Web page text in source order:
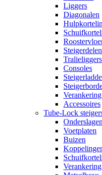
Liggers
Diagonalen
Tralieliggers
Consoles
Verankering
Accessoires
Tube-Lock
Onderslagen
Voetplaten
Buizen
Verankering